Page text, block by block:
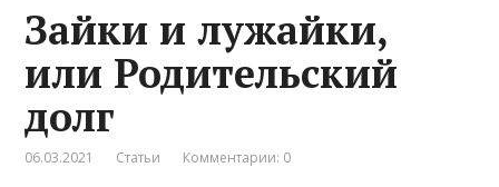
Зайки и лужайки,
или Родительский
долг
06.03.2021 Статьи Комментарии: 0